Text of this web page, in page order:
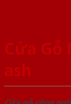
Cửa Gỗ
ash